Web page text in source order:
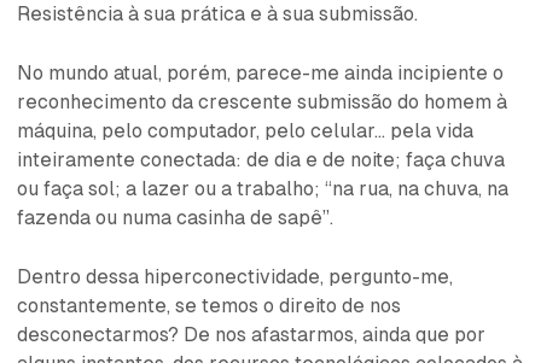
Resistência à sua prática e à sua submissão.
No mundo atual, porém, parece-me ainda incipiente o
reconhecimento da crescente submissão do homem à
máquina, pelo computador, pelo celular... pela vida
inteiramente conectada: de dia e de noite; faça chuva
ou faça sol; a lazer ou a trabalho; “na rua, na chuva, na
fazenda ou numa casinha de sapê”.
Dentro dessa hiperconectividade, pergunto-me,
constantemente, se temos o direito de nos
desconectarmos? De nos afastarmos, ainda que por